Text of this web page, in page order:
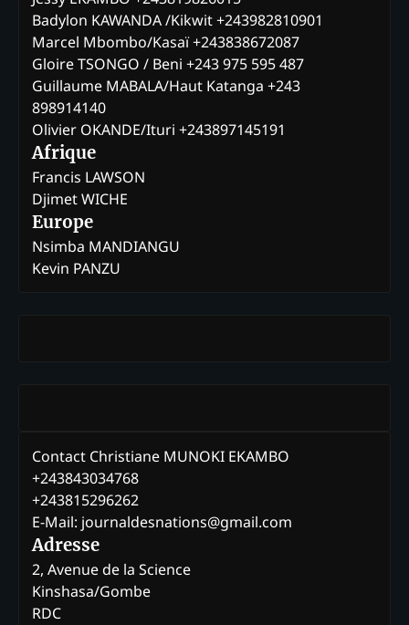
Badylon KAWANDA /Kikwit +243982810901
Marcel Mbombo/Kasaï +243838672087
Gloire TSONGO / Beni +243 975 595 487
Guillaume MABALA/Haut Katanga +243
898914140
Olivier OKANDE/Ituri +243897145191
Afrique
Francis LAWSON
Djimet WICHE
Europe
Nsimba MANDIANGU
Kevin PANZU
Contact Christiane MUNOKI EKAMBO
+243843034768
+243815296262
E-Mail: journaldesnations@gmail.com
Adresse
2, Avenue de la Science
Kinshasa/Gombe
RDC